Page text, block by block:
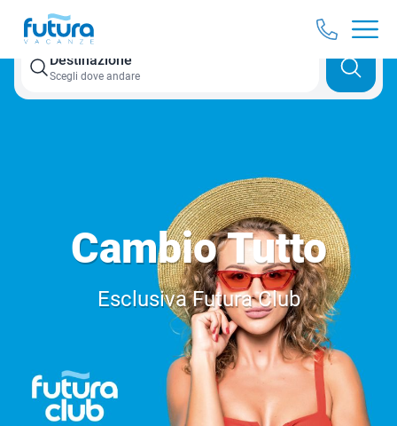
Cambio Tutto
Esclusiva Futura Club
Destinazione
Scegli dove andare